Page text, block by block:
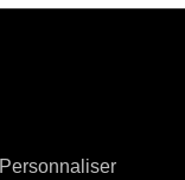
Personnaliser